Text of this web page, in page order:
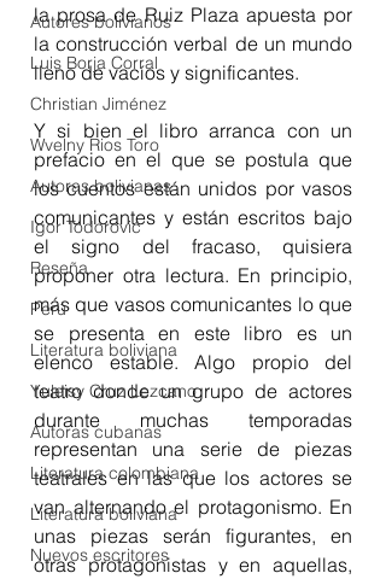
Autores bolivianos
Luis Borja Corral
Christian Jiménez
Wvelny Rios Toro
Autoras bolivianas
Igor Todorović
Reseña
Perú
Literatura boliviana
Yuleisy Cruz Lezcano
Autoras cubanas
Literatura colombiana
Literatura boliviana
Nuevos escritores
la prosa de Ruiz Plaza apuesta por
la construcción verbal de un mundo
lleno de vacíos y significantes.
Y si bien el libro arranca con un
prefacio en el que se postula que
los cuentos están unidos por vasos
comunicantes y están escritos bajo
el signo del fracaso, quisiera
proponer otra lectura. En principio,
más que vasos comunicantes lo que
se presenta en este libro es un
elenco estable. Algo propio del
teatro donde un grupo de actores
durante muchas temporadas
representan una serie de piezas
teatrales en las que los actores se
van alternando el protagonismo. En
unas piezas serán figurantes, en
otras protagonistas y en aquellas,